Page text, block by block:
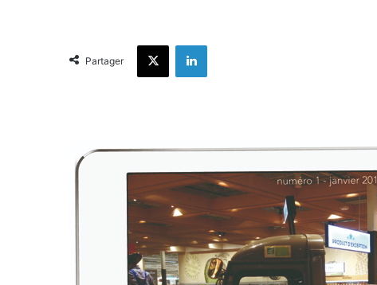
Partager
X Linkedin